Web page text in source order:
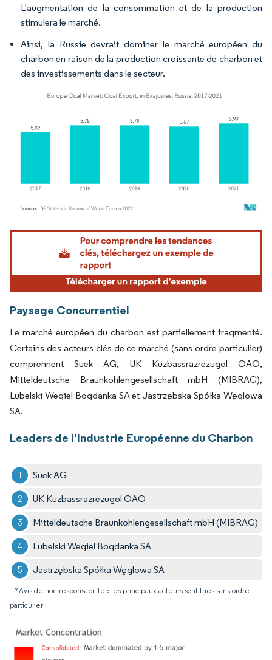
L'augmentation de la consommation et de la production
stimulera le marché.
Ainsi, la Russie devrait dominer le marché européen du
charbon en raison de la production croissante de charbon et
des investissements dans le secteur.
Image © Mordor Intelligence. La réutilisation nécessite une attribution sous CC BY
Paysage Concurrentiel
Le marché européen du charbon est partiellement fragmenté.
Certains des acteurs clés de ce marché (sans ordre particulier)
comprennent Suek AG, UK Kuzbassrazrezugol OAO,
Mitteldeutsche Braunkohlengesellschaft mbH (MIBRAG),
Lubelski Wegiel Bogdanka SA et Jastrzębska Spółka Węglowa
SA.
Leaders de l'Industrie Européenne du Charbon
Suek AG
UK Kuzbassrazrezugol OAO
Mitteldeutsche Braunkohlengesellschaft mbH (MIBRAG)
Lubelski Wegiel Bogdanka SA
Jastrzębska Spółka Węglowa SA
*Avis de non-responsabilité : les principaux acteurs sont triés sans ordre
particulier